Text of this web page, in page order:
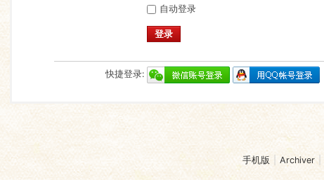
自动登录
登录
快捷登录:
手机版 Archiver